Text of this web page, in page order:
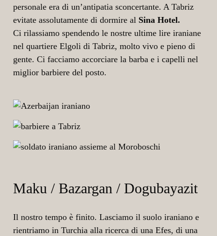
personale era di un’antipatia sconcertante. A Tabriz
evitate assolutamente di dormire al Sina Hotel.
Ci rilassiamo spendendo le nostre ultime lire iraniane
nel quartiere Elgoli di Tabriz, molto vivo e pieno di
gente. Ci facciamo accorciare la barba e i capelli nel
miglior barbiere del posto.
Maku / Bazargan / Dogubayazit
Il nostro tempo è finito. Lasciamo il suolo iraniano e
rientriamo in Turchia alla ricerca di una Efes, di una